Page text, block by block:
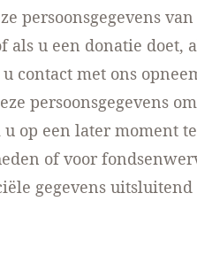
persoonsgegevens
u een donatie doet,
contact met ons
persoonsgegevens
op een later moment
of voor
gegevens